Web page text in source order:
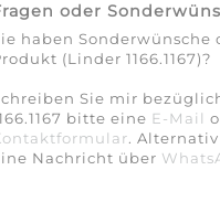
oder
haben Sonderwünsche
(Linder 1166.1167)?
Sie mir
bitte eine E-Mail
.
Nachricht über